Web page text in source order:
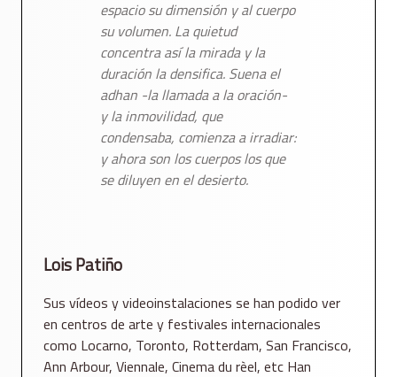
espacio su dimensión y al cuerpo
su volumen. La quietud
concentra así la mirada y la
duración la densifica. Suena el
adhan -la llamada a la oración-
y la inmovilidad, que
condensaba, comienza a irradiar:
y ahora son los cuerpos los que
se diluyen en el desierto.
Lois Patiño
Sus vídeos y videoinstalaciones se han podido ver
en centros de arte y festivales internacionales
como Locarno, Toronto, Rotterdam, San Francisco,
Ann Arbour, Viennale, Cinema du rèel, etc Han